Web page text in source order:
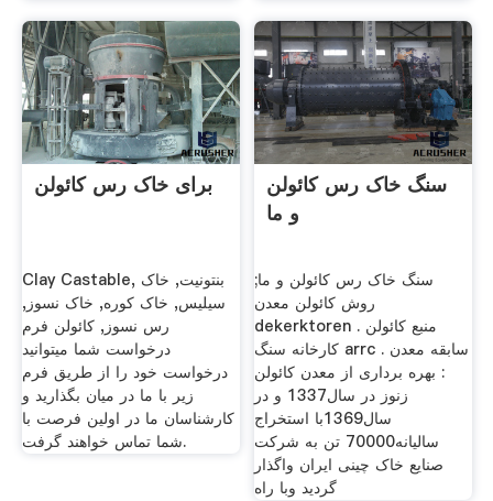
برای خاک رس کائولن
Clay Castable, بنتونیت, خاک
سیلیس, خاک کوره, خاک نسوز,
رس نسوز, کائولن فرم
درخواست شما میتوانید
درخواست خود را از طریق فرم
زیر با ما در میان بگذارید و
کارشناسان ما در اولین فرصت با
شما تماس خواهند گرفت.
سنگ خاک رس کائولن
و ما
سنگ خاک رس کائولن و ما;
روش کائولن معدن
dekerktoren . منبع کائولن
کارخانه سنگ arrc . سابقه معدن
: بهره برداری از معدن کائولن
زنوز در سال1337 و در
سال1369با استخراج
سالیانه70000 تن به شرکت
صنایع خاک چینی ایران واگذار
گردید وبا راه